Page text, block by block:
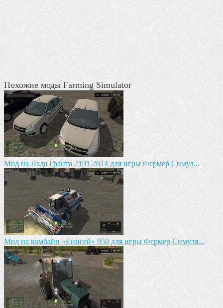
Похожие моды Farming Simulator
Мод на Лада Гранта 2191 2014 для игры Фермер Симул...
Мод на комбайн «Енисей» 950 для игры Фермер Симуля...